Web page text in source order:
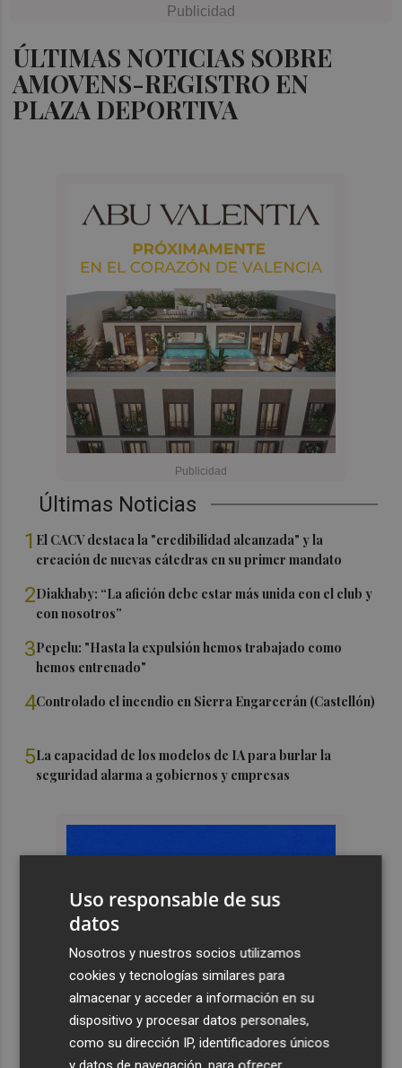
ÚLTIMAS NOTICIAS SOBRE
AMOVENS-REGISTRO EN
PLAZA DEPORTIVA
Últimas Noticias
1 El CACV destaca la "credibilidad alcanzada" y la
creación de nuevas cátedras en su primer mandato
2Diakhaby: “La afición debe estar más unida con el club y
con nosotros”
3Pepelu: "Hasta la expulsión hemos trabajado como
hemos entrenado"
4Controlado el incendio en Sierra Engarcerán (Castellón)
5La capacidad de los modelos de IA para burlar la
seguridad alarma a gobiernos y empresas
Uso responsable de sus
datos
Nosotros y nuestros socios utilizamos
cookies y tecnologías similares para
almacenar y acceder a información en su
dispositivo y procesar datos personales,
como su dirección IP, identificadores únicos